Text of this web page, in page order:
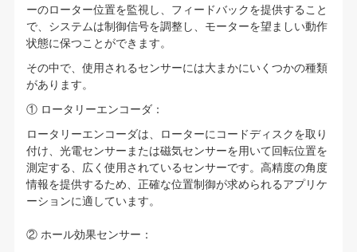
ーのローター位置を監視し、フィードバックを提供すること
で、システムは制御信号を調整し、モーターを望ましい動作
状態に保つことができます。
その中で、使用されるセンサーには大まかにいくつかの種類
があります。
① ロータリーエンコーダ：
ロータリーエンコーダは、ローターにコードディスクを取り
付け、光電センサーまたは磁気センサーを用いて回転位置を
測定する、広く使用されているセンサーです。高精度の角度
情報を提供するため、正確な位置制御が求められるアプリケ
ーションに適しています。
② ホール効果センサー：